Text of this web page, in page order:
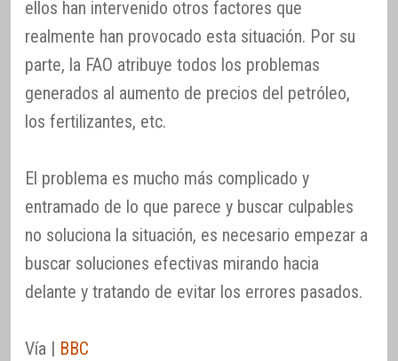
ellos han intervenido otros factores que
realmente han provocado esta situación. Por su
parte, la FAO atribuye todos los problemas
generados al aumento de precios del petróleo,
los fertilizantes, etc.
El problema es mucho más complicado y
entramado de lo que parece y buscar culpables
no soluciona la situación, es necesario empezar a
buscar soluciones efectivas mirando hacia
delante y tratando de evitar los errores pasados.
Vía |
BBC